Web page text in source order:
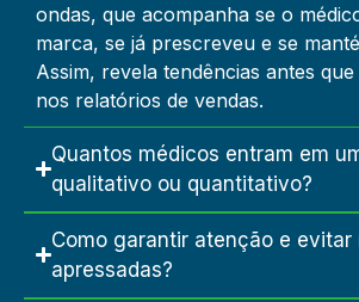
ondas, que acompanha se o
marca, se já prescreveu e se
Assim, revela tendências antes
nos relatórios de vendas.
Quantos médicos entram em
qualitativo ou quantitativo?
Como garantir atenção e evitar
apressadas?